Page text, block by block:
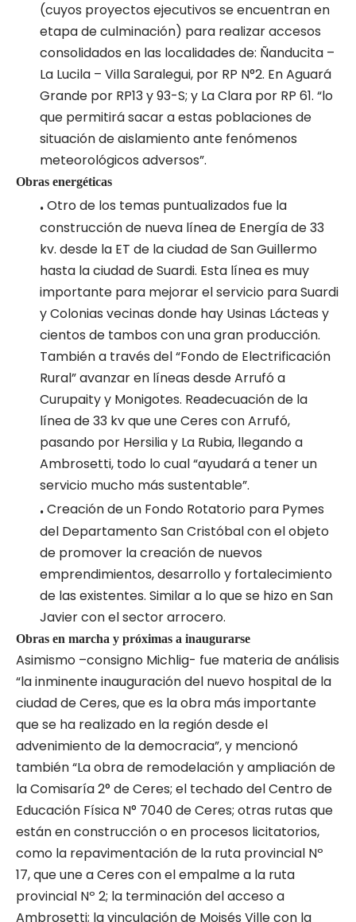
(cuyos proyectos ejecutivos se encuentran en
etapa de culminación) para realizar accesos
consolidados en las localidades de: Ñanducita –
La Lucila – Villa Saralegui, por RP N°2. En Aguará
Grande por RP13 y 93-S; y La Clara por RP 61. “lo
que permitirá sacar a estas poblaciones de
situación de aislamiento ante fenómenos
meteorológicos adversos”.
Obras energéticas
.Otro de los temas puntualizados fue la
construcción de nueva línea de Energía de 33
kv. desde la ET de la ciudad de San Guillermo
hasta la ciudad de Suardi. Esta línea es muy
importante para mejorar el servicio para Suardi
y Colonias vecinas donde hay Usinas Lácteas y
cientos de tambos con una gran producción.
También a través del “Fondo de Electrificación
Rural” avanzar en líneas desde Arrufó a
Curupaity y Monigotes. Readecuación de la
línea de 33 kv que une Ceres con Arrufó,
pasando por Hersilia y La Rubia, llegando a
Ambrosetti, todo lo cual “ayudará a tener un
servicio mucho más sustentable”.
.Creación de un Fondo Rotatorio para Pymes
del Departamento San Cristóbal con el objeto
de promover la creación de nuevos
emprendimientos, desarrollo y fortalecimiento
de las existentes. Similar a lo que se hizo en San
Javier con el sector arrocero.
Obras en marcha y próximas a inaugurarse
Asimismo –consigno Michlig- fue materia de análisis
“la inminente inauguración del nuevo hospital de la
ciudad de Ceres, que es la obra más importante
que se ha realizado en la región desde el
advenimiento de la democracia”, y mencionó
también “La obra de remodelación y ampliación de
la Comisaría 2° de Ceres; el techado del Centro de
Educación Física N° 7040 de Ceres; otras rutas que
están en construcción o en procesos licitatorios,
como la repavimentación de la ruta provincial Nº
17, que une a Ceres con el empalme a la ruta
provincial Nº 2; la terminación del acceso a
Ambrosetti; la vinculación de Moisés Ville con la